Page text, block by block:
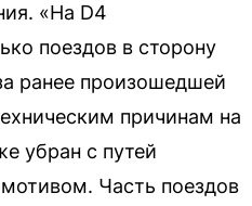
«На D4
поездов в сторону
ранее произошедшей
причинам на
убран с путей
Часть поездов